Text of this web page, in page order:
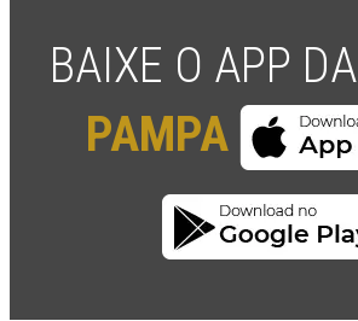
BAIXE O APP DA
PAMPA